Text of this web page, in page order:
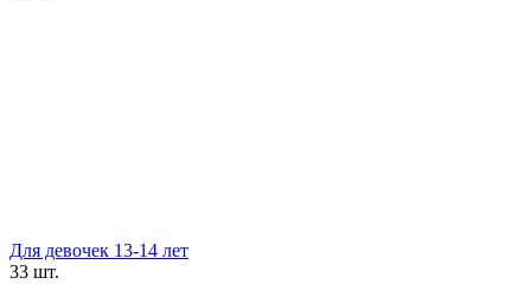
Для девочек 13-14 лет
33 шт.